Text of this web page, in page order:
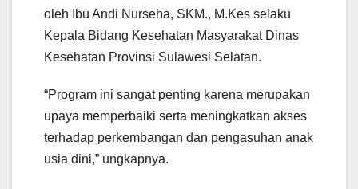
oleh Ibu Andi Nurseha, SKM., M.Kes selaku
Kepala Bidang Kesehatan Masyarakat Dinas
Kesehatan Provinsi Sulawesi Selatan.
“Program ini sangat penting karena merupakan
upaya memperbaiki serta meningkatkan akses
terhadap perkembangan dan pengasuhan anak
usia dini,” ungkapnya.